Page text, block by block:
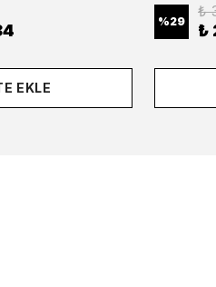
EKLE
%29
₺
₺